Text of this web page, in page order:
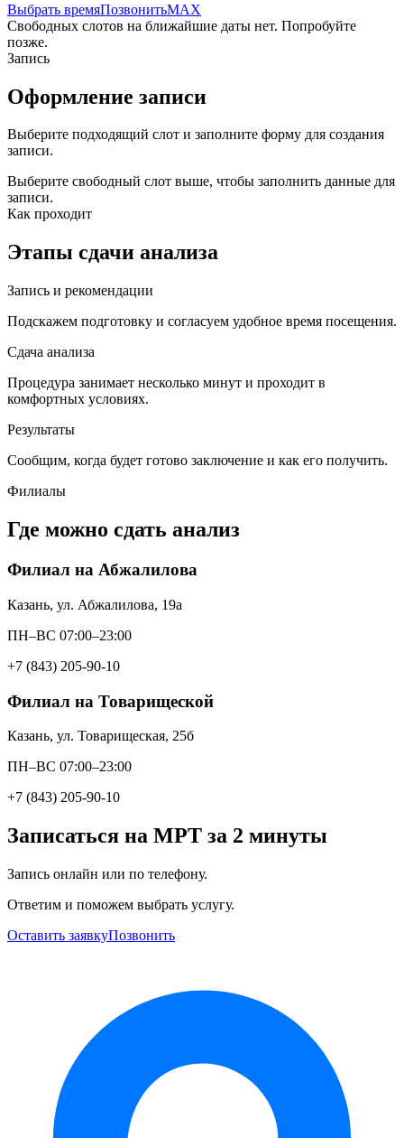
Выбрать времяПозвонитьMAX
Свободных слотов на ближайшие даты нет. Попробуйте
позже.
Запись
Оформление записи
Выберите подходящий слот и заполните форму для создания
записи.
Выберите свободный слот выше, чтобы заполнить данные для
записи.
Как проходит
Этапы сдачи анализа
Запись и рекомендации
Подскажем подготовку и согласуем удобное время посещения.
Сдача анализа
Процедура занимает несколько минут и проходит в
комфортных условиях.
Результаты
Сообщим, когда будет готово заключение и как его получить.
Филиалы
Где можно сдать анализ
Филиал на Абжалилова
Казань, ул. Абжалилова, 19а
ПН–ВС 07:00–23:00
+7 (843) 205-90-10
Филиал на Товарищеской
Казань, ул. Товарищеская, 25б
ПН–ВС 07:00–23:00
+7 (843) 205-90-10
Записаться на МРТ за 2 минуты
Запись онлайн или по телефону.
Ответим и поможем выбрать услугу.
Оставить заявкуПозвонить